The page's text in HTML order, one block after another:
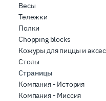
Весы
Тележки
Полки
Chopping blocks
Кожуры для пиццы и
Столы
Страницы
Компания - История
Компания - Миссия